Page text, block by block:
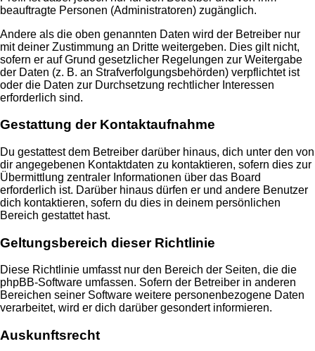
beauftragte Personen (Administratoren) zugänglich.
Andere als die oben genannten Daten wird der Betreiber nur
mit deiner Zustimmung an Dritte weitergeben. Dies gilt nicht,
sofern er auf Grund gesetzlicher Regelungen zur Weitergabe
der Daten (z. B. an Strafverfolgungsbehörden) verpflichtet ist
oder die Daten zur Durchsetzung rechtlicher Interessen
erforderlich sind.
Gestattung der Kontaktaufnahme
Du gestattest dem Betreiber darüber hinaus, dich unter den von
dir angegebenen Kontaktdaten zu kontaktieren, sofern dies zur
Übermittlung zentraler Informationen über das Board
erforderlich ist. Darüber hinaus dürfen er und andere Benutzer
dich kontaktieren, sofern du dies in deinem persönlichen
Bereich gestattet hast.
Geltungsbereich dieser Richtlinie
Diese Richtlinie umfasst nur den Bereich der Seiten, die die
phpBB-Software umfassen. Sofern der Betreiber in anderen
Bereichen seiner Software weitere personenbezogene Daten
verarbeitet, wird er dich darüber gesondert informieren.
Auskunftsrecht